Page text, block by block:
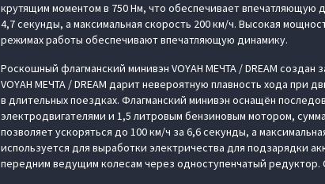
крутящим моментом в 750 Нм, что обеспечивает впечатляющую
4,7 секунды, а максимальная скорость 200 км/ч. Высокая
режимах работы обеспечивают впечатляющую динамику.
Роскошный флагманский минивэн VOYAH МЕЧТА / DREAM
VOYAH МЕЧТА / DREAM дарит невероятную плавность хода
в длительных поездках. Флагманский минивэн оснащён
электродвигателями и 1,5 литровым бензиновым мотором,
позволяет ускоряться до 100 км/ч за 6,6 секунды, а
используется для выработки электричества для подзарядки
передним ведущим колесам через одноступенчатый редуктор.